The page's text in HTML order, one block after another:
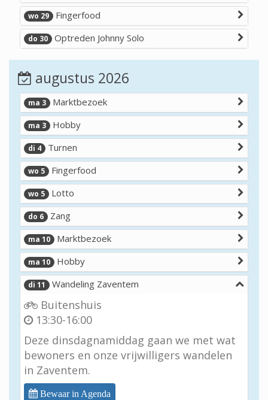
wo 29 Fingerfood
do 30 Optreden Johnny Solo
augustus 2026
ma 3 Marktbezoek
ma 3 Hobby
di 4 Turnen
wo 5 Fingerfood
wo 5 Lotto
do 6 Zang
ma 10 Marktbezoek
ma 10 Hobby
di 11 Wandeling Zaventem
Buitenshuis
13:30-16:00
Deze dinsdagnamiddag gaan we met wat
bewoners en onze vrijwilligers wandelen
in Zaventem.
Bewaar in Agenda